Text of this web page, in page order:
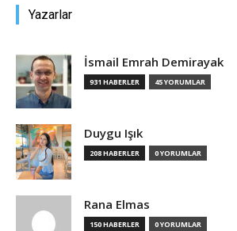
Yazarlar
İsmail Emrah Demirayak
931 HABERLER 45 YORUMLAR
Duygu Işık
208 HABERLER 0 YORUMLAR
Rana Elmas
150 HABERLER 0 YORUMLAR